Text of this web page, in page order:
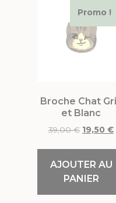
Promo !
Broche Chat
et Blanc
39,00€ 19,50 €
AJOUTER AU
PANIER